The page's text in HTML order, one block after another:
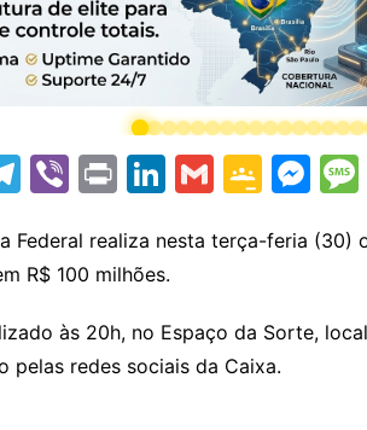
T
e
gr
a
m
Vi
er
Pr
t
Li
k
e
dI
n
G
ai
G
o
e
Cl
M
s
e
Federal realiza nesta terça-feria (30)
R$ 100 milhões.
às 20h, no Espaço da Sorte,
pelas redes sociais da Caixa.